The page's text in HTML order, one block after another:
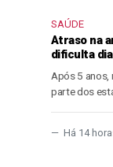
SAÚDE
Atraso na
dificulta
Após 5 anos,
parte dos
Há 14